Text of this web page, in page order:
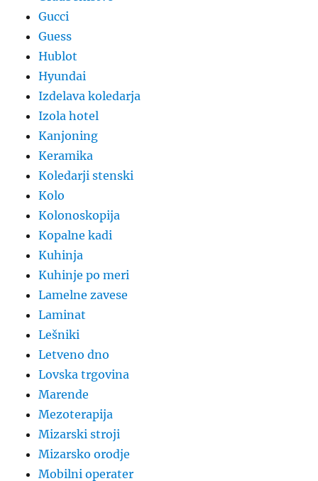
Gucci
Guess
Hublot
Hyundai
Izdelava koledarja
Izola hotel
Kanjoning
Keramika
Koledarji stenski
Kolo
Kolonoskopija
Kopalne kadi
Kuhinja
Kuhinje po meri
Lamelne zavese
Laminat
Lešniki
Letveno dno
Lovska trgovina
Marende
Mezoterapija
Mizarski stroji
Mizarsko orodje
Mobilni operater